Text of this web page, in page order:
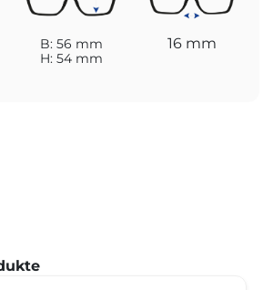
B: 56 mm
H: 54 mm
16 mm
überspringen